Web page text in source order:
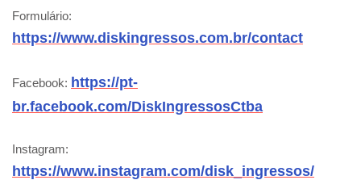
Formulário:
https://www.diskingressos.com.br/contact
Facebook: https://pt-
br.facebook.com/DiskIngressosCtba
Instagram:
https://www.instagram.com/disk_ingressos/